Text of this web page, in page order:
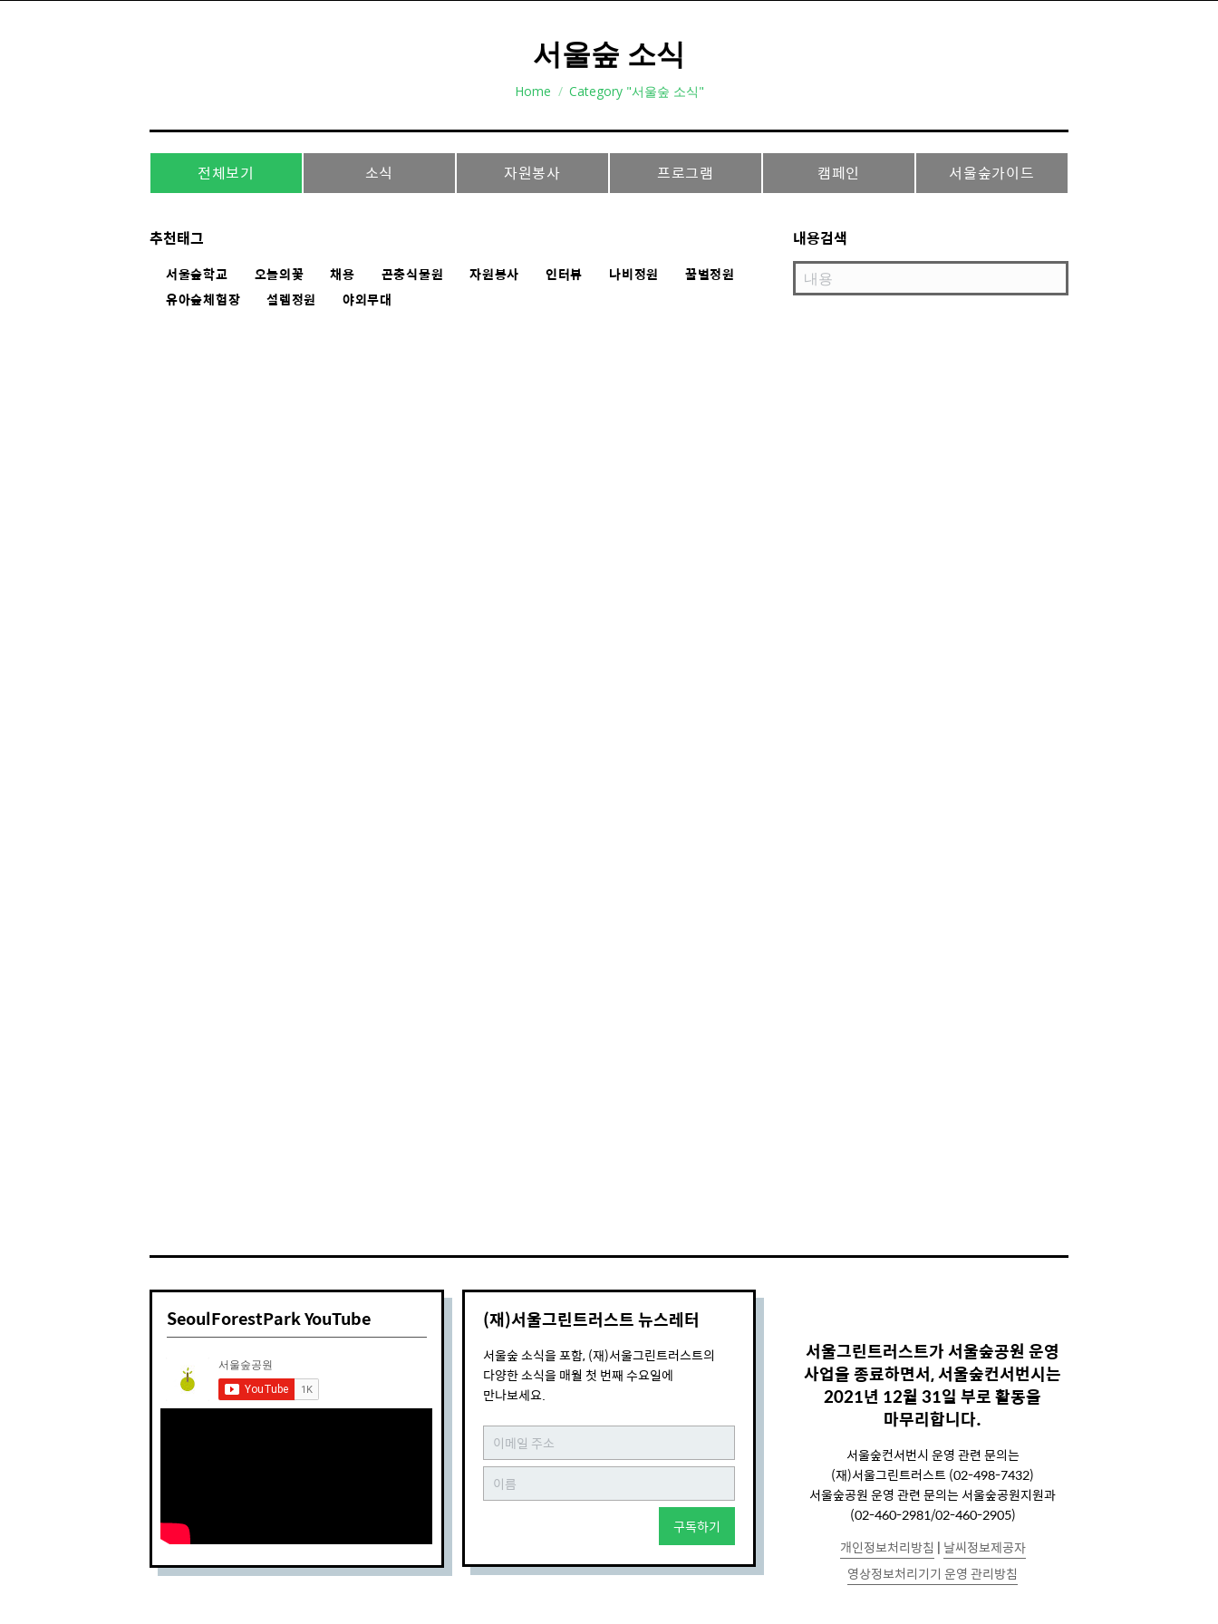
서울숲 소식
Home Category "서울숲 소식"
전체보기 소식 자원봉사 프로그램 캠페인 서울숲가이드
추천태그
서울숲학교 오늘의꽃 채용 곤충식물원 자원봉사 인터뷰 나비정원
꿀벌정원
유아숲체험장
설렘정원 야외무대
내용검색
SeoulForestPark YouTube (재)서울그린트러스트 뉴스레터
서울숲 소식을 포함, (재)서울그린트러스트의
다양한 소식을 매월 첫 번째 수요일에
만나보세요.
구독하기
서울그린트러스트가 서울숲공원 운영
사업을 종료하면서, 서울숲컨서번시는
2021년 12월 31일 부로 활동을
마무리합니다.
서울숲컨서번시 운영 관련 문의는
(재)서울그린트러스트 (02-498-7432)
서울숲공원 운영 관련 문의는 서울숲공원지원과
(02-460-2981/02-460-2905)
개인정보처리방침 | 날씨정보제공자
영상정보처리기기 운영 관리방침